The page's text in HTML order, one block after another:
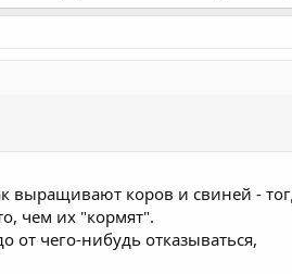
коров и свиней -
чем их "кормят".
от чего-нибудь отказываться,